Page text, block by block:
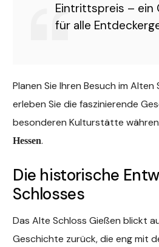
Eintrittspreis – ein
für alle
Planen Sie Ihren Besuch im
erleben Sie die faszinierende
besonderen Kulturstätte
Hessen.
Die historische
Schlosses
Das Alte Schloss Gießen blickt
Geschichte zurück, die eng mit